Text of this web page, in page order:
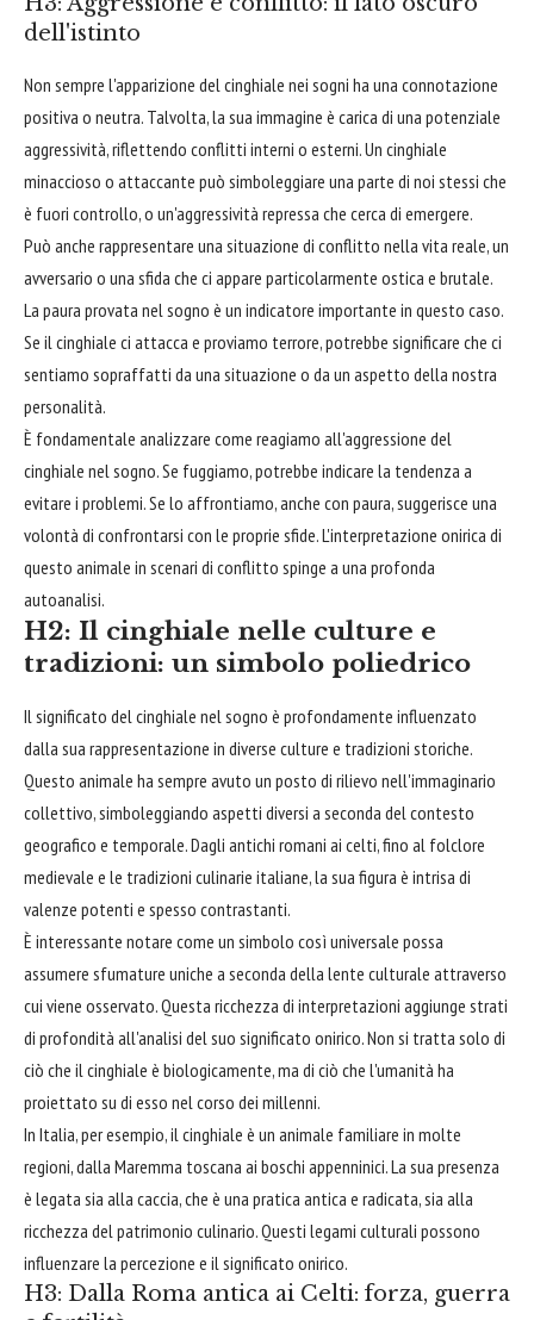
dell'istinto
Non sempre l'apparizione del cinghiale nei sogni ha una connotazione
positiva o neutra. Talvolta, la sua immagine è carica di una potenziale
aggressività, riflettendo conflitti interni o esterni. Un cinghiale
minaccioso o attaccante può simboleggiare una parte di noi stessi che
è fuori controllo, o un'aggressività repressa che cerca di emergere.
Può anche rappresentare una situazione di conflitto nella vita reale, un
avversario o una sfida che ci appare particolarmente ostica e brutale.
La paura provata nel sogno è un indicatore importante in questo caso.
Se il cinghiale ci attacca e proviamo terrore, potrebbe significare che ci
sentiamo sopraffatti da una situazione o da un aspetto della nostra
personalità.
È fondamentale analizzare come reagiamo all'aggressione del
cinghiale nel sogno. Se fuggiamo, potrebbe indicare la tendenza a
evitare i problemi. Se lo affrontiamo, anche con paura, suggerisce una
volontà di confrontarsi con le proprie sfide. L'interpretazione onirica di
questo animale in scenari di conflitto spinge a una profonda
autoanalisi.
H2: Il cinghiale nelle culture e
tradizioni: un simbolo poliedrico
Il significato del cinghiale nel sogno è profondamente influenzato
dalla sua rappresentazione in diverse culture e tradizioni storiche.
Questo animale ha sempre avuto un posto di rilievo nell'immaginario
collettivo, simboleggiando aspetti diversi a seconda del contesto
geografico e temporale. Dagli antichi romani ai celti, fino al folclore
medievale e le tradizioni culinarie italiane, la sua figura è intrisa di
valenze potenti e spesso contrastanti.
È interessante notare come un simbolo così universale possa
assumere sfumature uniche a seconda della lente culturale attraverso
cui viene osservato. Questa ricchezza di interpretazioni aggiunge strati
di profondità all'analisi del suo significato onirico. Non si tratta solo di
ciò che il cinghiale è biologicamente, ma di ciò che l'umanità ha
proiettato su di esso nel corso dei millenni.
In Italia, per esempio, il cinghiale è un animale familiare in molte
regioni, dalla Maremma toscana ai boschi appenninici. La sua presenza
è legata sia alla caccia, che è una pratica antica e radicata, sia alla
ricchezza del patrimonio culinario. Questi legami culturali possono
influenzare la percezione e il significato onirico.
H3: Dalla Roma antica ai Celti: forza, guerra